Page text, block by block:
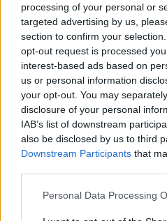
processing of your personal or
targeted advertising by us,
section to confirm your
opt-out request is processed
interest-based ads based on
us or personal information
your opt-out. You may
disclosure of your personal
IAB’s list of downstream
also be disclosed by us to third
Downstream Participants that
Personal Data Processing